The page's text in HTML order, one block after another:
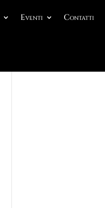
Eventi Contatti